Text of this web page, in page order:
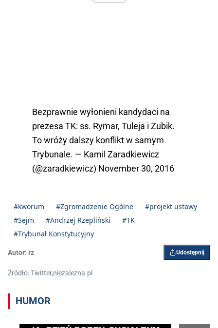
Bezprawnie wyłonieni kandydaci na
prezesa TK: ss. Rymar, Tuleja i Zubik.
To wróży dalszy konflikt w samym
Trybunale. — Kamil Zaradkiewicz
(@zaradkiewicz) November 30, 2016
#kworum #Zgromadzenie Ogólne
#projekt ustawy
#Sejm
#Andrzej Rzepliński
#TK
#Trybunał Konstytucyjny
Autor: rz Udostępnij
Źródło: Twitter,niezalezna.pl
HUMOR